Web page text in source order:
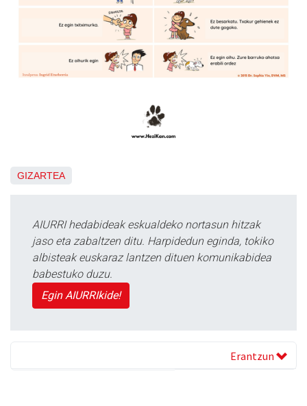
GIZARTEA
AIURRI hedabideak eskualdeko nortasun hitzak
jaso eta zabaltzen ditu. Harpidedun eginda, tokiko
albisteak euskaraz lantzen dituen komunikabidea
babestuko duzu.
Egin AIURRIkide!
Erantzun